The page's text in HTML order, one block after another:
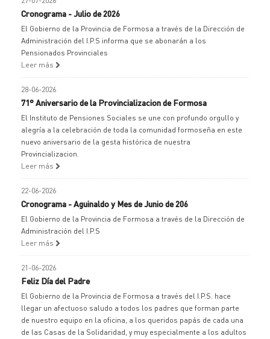
Cronograma - Julio de 2026
El Gobierno de la Provincia de Formosa a través de la Dirección de
Administración del I.P.S informa que se abonarán a los
Pensionados Provinciales
Leer más
28-06-2026
71° Aniversario de la Provincializacion de Formosa
El Instituto de Pensiones Sociales se une con profundo orgullo y
alegría a la celebración de toda la comunidad formoseña en este
nuevo aniversario de la gesta histórica de nuestra
Provincializacion.
Leer más
22-06-2026
Cronograma - Aguinaldo y Mes de Junio de 206
El Gobierno de la Provincia de Formosa a través de la Dirección de
Administración del I.P.S
Leer más
21-06-2026
Feliz Día del Padre
El Gobierno de la Provincia de Formosa a través del I.P.S. hace
llegar un afectuoso saludo a todos los padres que forman parte
de nuestro equipo en la oficina, a los queridos papás de cada una
de las Casas de la Solidaridad, y muy especialmente a los adultos